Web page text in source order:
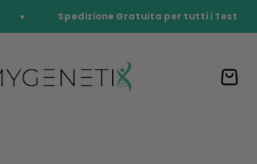
Spedizione Gratuita per tutti i Test